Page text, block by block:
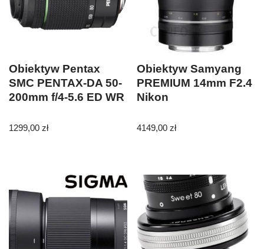
Obiektyw Pentax
SMC PENTAX-DA 50-
200mm f/4-5.6 ED WR
1299,00 zł
Obiektyw Samyang
PREMIUM 14mm F2.4
Nikon
4149,00zł